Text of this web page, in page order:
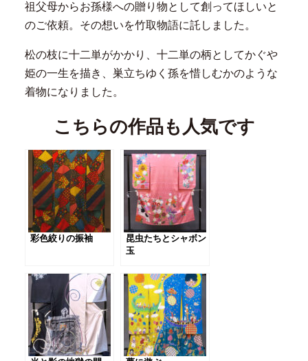
祖父母からお孫様への贈り物として創ってほしいと
のご依頼。その想いを竹取物語に託しました。
松の枝に十二単がかかり、十二単の柄としてかぐや
姫の一生を描き、巣立ちゆく孫を惜しむかのような
着物になりました。
こちらの作品も人気です
彩色絞りの振袖
昆虫たちとシャボン
玉